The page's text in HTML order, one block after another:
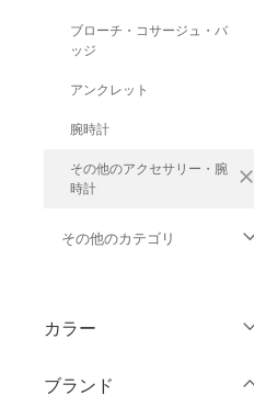
ブローチ・コサージュ・バ
ッジ
アンクレット
腕時計
その他のアクセサリー・腕
時計
close
その他のカテゴリ
パンツ
カラー
ブランド